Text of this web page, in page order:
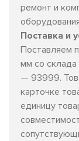
ремонт и
Поставка и
Поставляем
мм со склада
— 93999.
карточке
единицу